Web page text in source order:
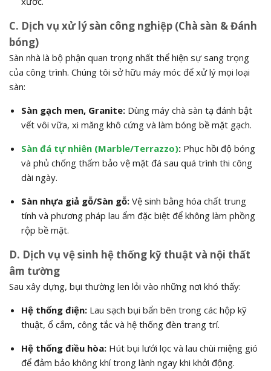
C. Dịch vụ xử lý sàn công nghiệp (Chà sàn & Đánh
bóng)
Sàn nhà là bộ phận quan trọng nhất thể hiện sự sang trọng
của công trình. Chúng tôi sở hữu máy móc để xử lý mọi loại
sàn:
Sàn gạch men, Granite:Dùng máy chà sàn tạ đánh bật
vết vôi vữa, xi măng khô cứng và làm bóng bề mặt gạch.
Sàn đá tự nhiên (Marble/Terrazzo):Phục hồi độ bóng
và phủ chống thấm bảo vệ mặt đá sau quá trình thi công
dài ngày.
Sàn nhựa giả gỗ/Sàn gỗ:Vệ sinh bằng hóa chất trung
tính và phương pháp lau ẩm đặc biệt để không làm phồng
rộp bề mặt.
D. Dịch vụ vệ sinh hệ thống kỹ thuật và nội thất
âm tường
Sau xây dựng, bụi thường len lỏi vào những nơi khó thấy:
Hệ thống điện:Lau sạch bụi bẩn bên trong các hộp kỹ
thuật, ổ cắm, công tắc và hệ thống đèn trang trí.
Hệ thống điều hòa:Hút bụi lưới lọc và lau chùi miệng gió
để đảm bảo không khí trong lành ngay khi khởi động.